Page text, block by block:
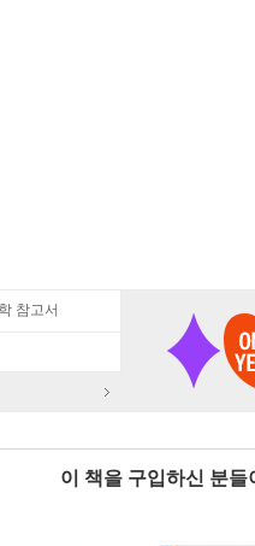
참고서
이 책을 구입하신 분